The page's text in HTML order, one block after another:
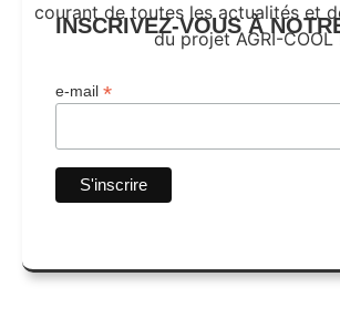
courant de toutes les actualités et
du projet AGRI-COOL
INSCRIVEZ-VOUS À
e-mail *